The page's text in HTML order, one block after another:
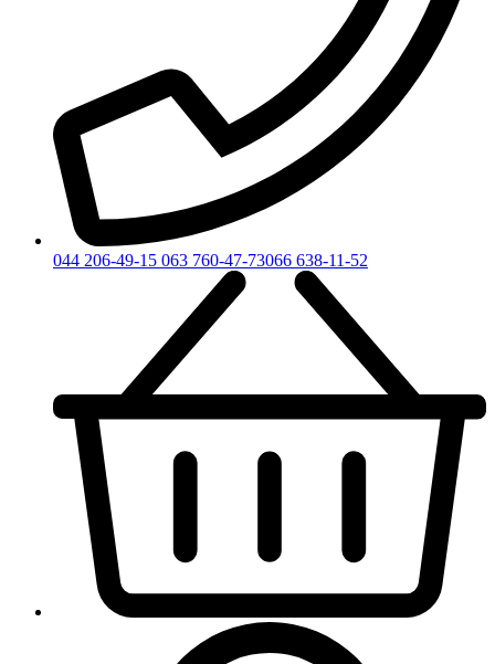
044 206-49-15 063 760-47-73066 638-11-52